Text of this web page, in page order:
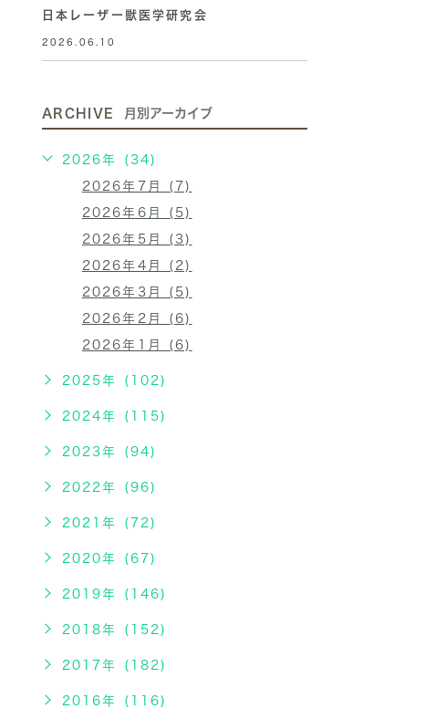
日本レーザー獣医学研究会
2026.06.10
ARCHIVE 月別アーカイブ
2026年 (34)
2026年7月 (7)
2026年6月 (5)
2026年5月 (3)
2026年4月 (2)
2026年3月 (5)
2026年2月 (6)
2026年1月 (6)
2025年 (102)
2024年 (115)
2023年 (94)
2022年 (96)
2021年 (72)
2020年 (67)
2019年 (146)
2018年 (152)
2017年 (182)
2016年 (116)